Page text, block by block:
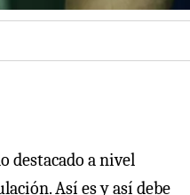
destacado a nivel
Así es y así debe